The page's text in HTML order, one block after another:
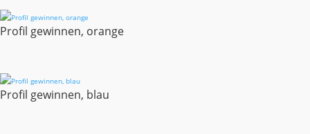
Profil gewinnen, orange
Profil gewinnen, blau